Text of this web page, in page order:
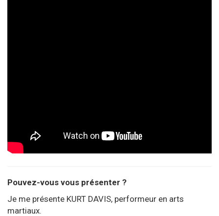
Pouvez-vous vous présenter ?
Je me présente KURT DAVIS, performeur en arts
martiaux.